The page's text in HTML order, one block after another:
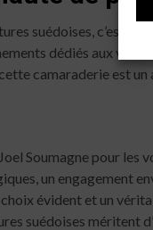
suédoises, c’est
dédiés aux
camaraderie est
Soumagne pour
un engagement
évident et un
suédoises méritent